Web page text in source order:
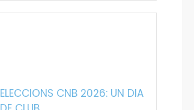
ELECCIONS CNB 2026: UN DIA